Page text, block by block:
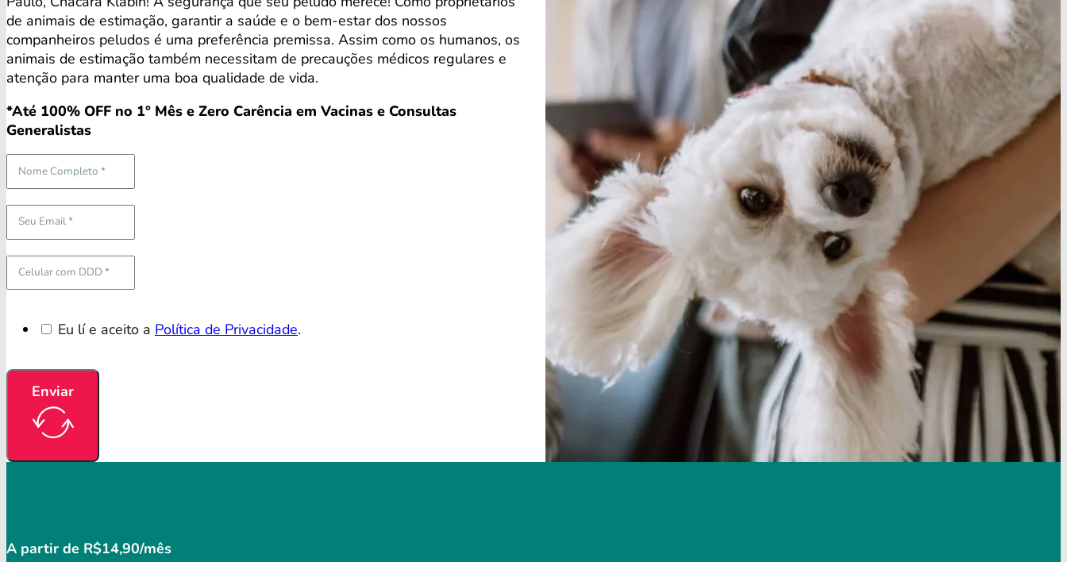
de animais de estimação, garantir a saúde e o bem-estar dos nossos
companheiros peludos é uma preferência premissa. Assim como os humanos, os
animais de estimação também necessitam de precauções médicos regulares e
atenção para manter uma boa qualidade de vida.
*Até 100% OFF no 1° Mês e Zero Carência em Vacinas e Consultas
Generalistas
Eu lí e aceito a Política de Privacidade.
Enviar
A partir de R$14,90/mês